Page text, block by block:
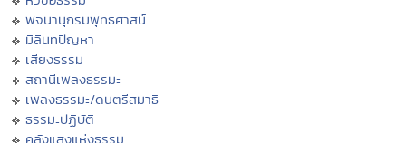
พจนานุกรมพุทธศาสน์
มิลินทปัญหา
เสียงธรรม
สถานีเพลงธรรมะ
เพลงธรรมะ/ดนตรีสมาธิ
ธรรมะปฏิบัติ
คลังแสงแห่งธรรม